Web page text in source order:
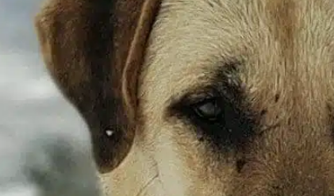
entrenamiento para ir al baño, necesidades de baño
outdoor potty
paciencia constancia, refuerzo positivo